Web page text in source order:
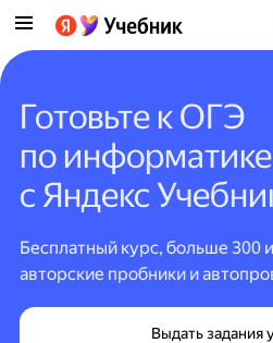
Готовьте к ОГЭ
по информатике
с Яндекс
Бесплатный курс, больше 300
авторские пробники и
Выдать задания